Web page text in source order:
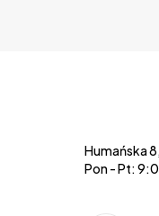
Humańska
Pon - Pt: